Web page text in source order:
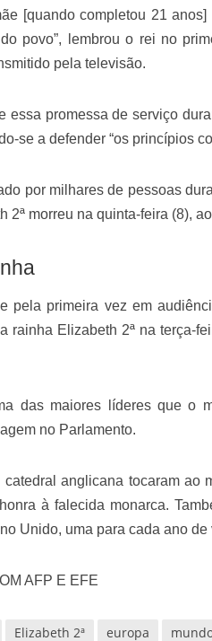
[quando completou 21
povo”, lembrou o rei no
pela televisão.
essa promessa de serviço
se a defender “os princípios
por milhares de pessoas
2ª morreu na quinta-feira (8),
pela primeira vez em
rainha Elizabeth 2ª na terça-
das maiores líderes que o
no Parlamento.
anglicana tocaram ao
à falecida monarca.
Unido, uma para cada ano
AFP E EFE
Elizabeth 2ª europa